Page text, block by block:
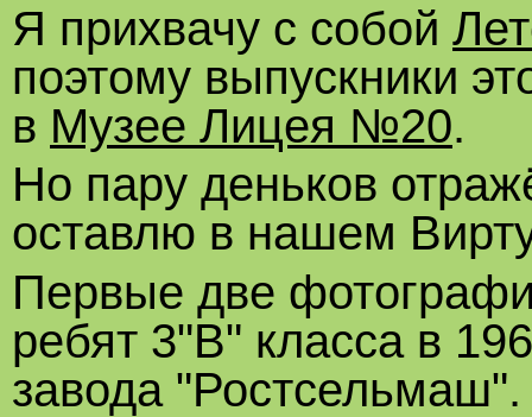
Я прихвачу с собой
поэтому выпускники
в Музее Лицея №20.
Но пару деньков
оставлю в нашем
Первые две
ребят 3"В" класса в
завода "Ростсельмаш".